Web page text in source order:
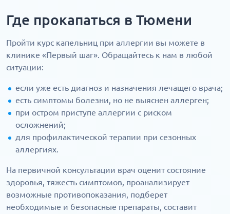
Где прокапаться в Тюмени
Пройти курс капельниц при аллергии вы можете в
клинике «Первый шаг». Обращайтесь к нам в любой
ситуации:
если уже есть диагноз и назначения лечащего врача;
есть симптомы болезни, но не выяснен аллерген;
при остром приступе аллергии с риском
осложнений;
для профилактической терапии при сезонных
аллергиях.
На первичной консультации врач оценит состояние
здоровья, тяжесть симптомов, проанализирует
возможные противопоказания, подберет
необходимые и безопасные препараты, составит